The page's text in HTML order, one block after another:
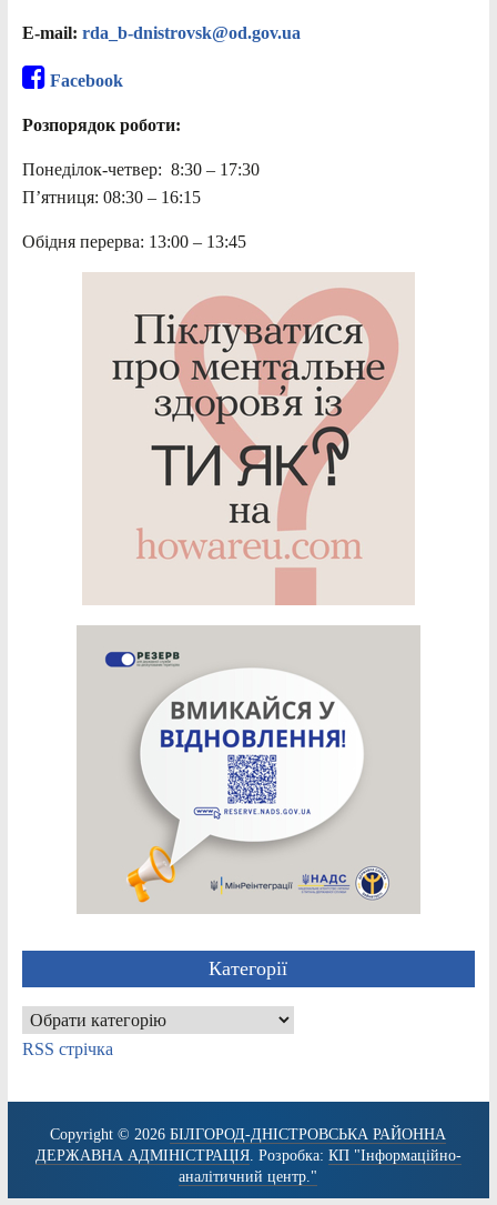
E-mail: rda_b-dnistrovsk@od.gov.ua
Facebook
Розпорядок роботи:
Понеділок-четвер: 8:30 – 17:30
П’ятниця: 08:30 – 16:15
Обідня перерва: 13:00 – 13:45
Категорії
Категорії
RSS стрічка
Copyright © 2026БІЛГОРОД-ДНІСТРОВСЬКА РАЙОННА
ДЕРЖАВНА АДМІНІСТРАЦІЯ. Розробка: КП "Інформаційно-
аналітичний центр."